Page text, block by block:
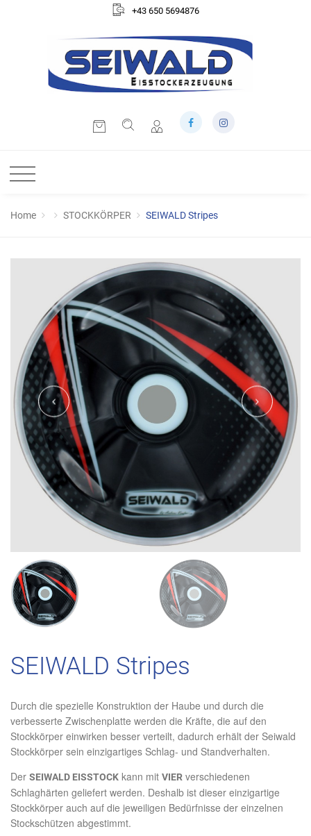
+43 650 5694876
Home STOCKKÖRPER SEIWALD Stripes
SEIWALD Stripes
Durch die spezielle Konstruktion der Haube und durch die
verbesserte Zwischenplatte werden die Kräfte, die auf den
Stockkörper einwirken besser verteilt, dadurch erhält der Seiwald
Stockkörper sein einzigartiges Schlag- und Standverhalten.
Der SEIWALD EISSTOCK kann mit VIER verschiedenen
Schlaghärten geliefert werden. Deshalb ist dieser einzigartige
Stockkörper auch auf die jeweiligen Bedürfnisse der einzelnen
Stockschützen abgestimmt.